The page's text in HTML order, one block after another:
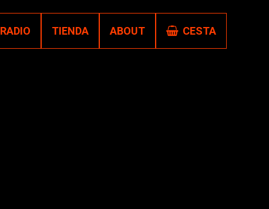
RADIO TIENDA ABOUT CESTA